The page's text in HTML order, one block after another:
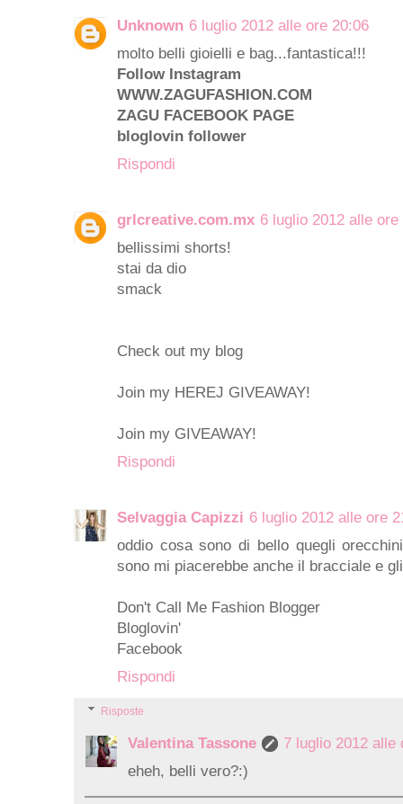
Unknown 6 luglio 2012 alle ore 20:06
molto belli gioielli e bag...fantastica!!!
Follow Instagram
WWW.ZAGUFASHION.COM
ZAGU FACEBOOK PAGE
bloglovin follower
Rispondi
grlcreative.com.mx 6 luglio 2012 alle ore
bellissimi shorts!
stai da dio
smack
Check out my blog
Join my HEREJ GIVEAWAY!
Join my GIVEAWAY!
Rispondi
Selvaggia Capizzi 6 luglio 2012 alle ore
oddio cosa sono di bello quegli
sono mi piacerebbe anche il bracciale e
Don't Call Me Fashion Blogger
Bloglovin'
Facebook
Rispondi
Risposte
Valentina Tassone
7 luglio 2012 alle
eheh, belli vero?:)